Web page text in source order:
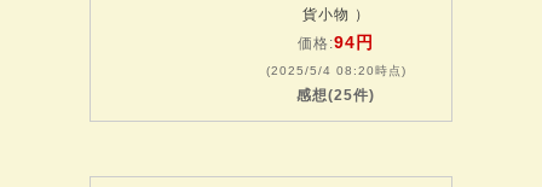
貨小物 ）
価格:94円
(2025/5/4 08:20時点)
感想(25件)